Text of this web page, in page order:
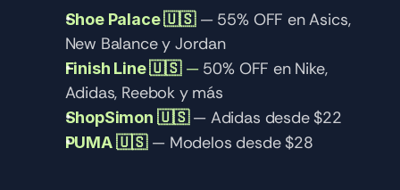
Shoe Palace 🇺🇸 — 55% OFF en Asics,
New Balance y Jordan
Finish Line 🇺🇸 — 50% OFF en Nike,
Adidas, Reebok y más
ShopSimon 🇺🇸 — Adidas desde $22
PUMA 🇺🇸 — Modelos desde $28